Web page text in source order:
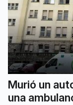
Murió un
una